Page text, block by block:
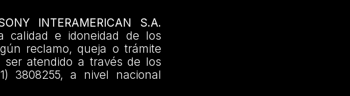
INTERAMERICAN S.A.
e idoneidad de los
reclamo, queja o trámite
ser atendido a través de los
3808255, a nivel nacional